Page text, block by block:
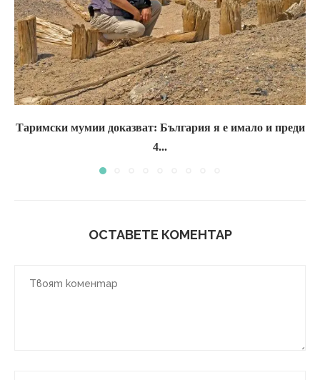
Таримски мумии доказват: България я е имало и преди
4...
ОСТАВЕТЕ КОМЕНТАР